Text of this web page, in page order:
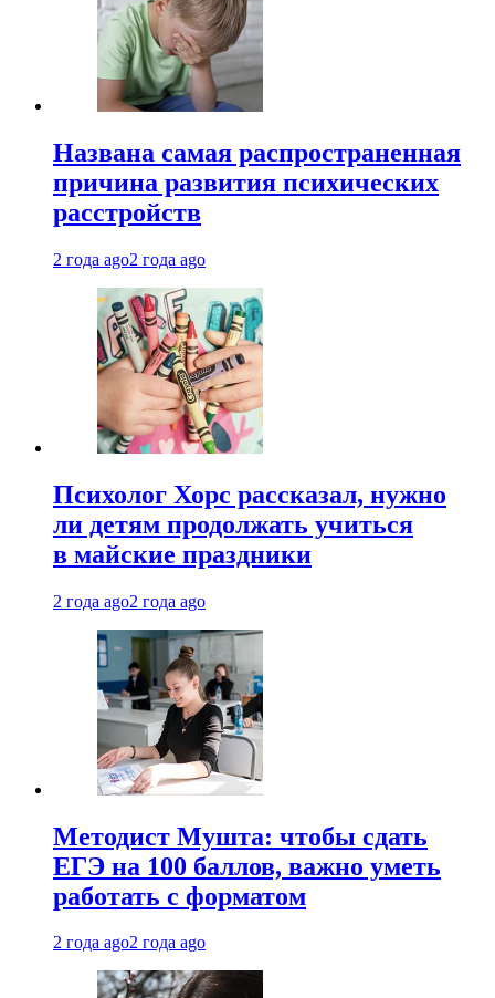
Названа самая распространенная
причина развития психических
расстройств
2 года ago2 года ago
Психолог Хорс рассказал, нужно
ли детям продолжать учиться
в майские праздники
2 года ago2 года ago
Методист Мушта: чтобы сдать
ЕГЭ на 100 баллов, важно уметь
работать с форматом
2 года ago2 года ago